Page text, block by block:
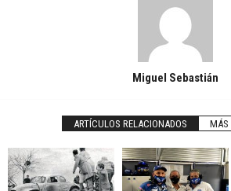
Miguel Sebastián
ARTÍCULOS RELACIONADOS MÁS